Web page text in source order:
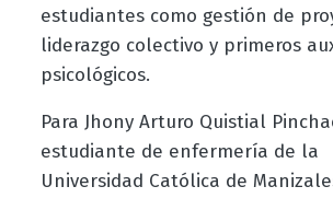
estudiantes como gestión de
liderazgo colectivo y primeros
psicológicos.
Para Jhony Arturo Quistial
estudiante de enfermería de la
Universidad Católica de